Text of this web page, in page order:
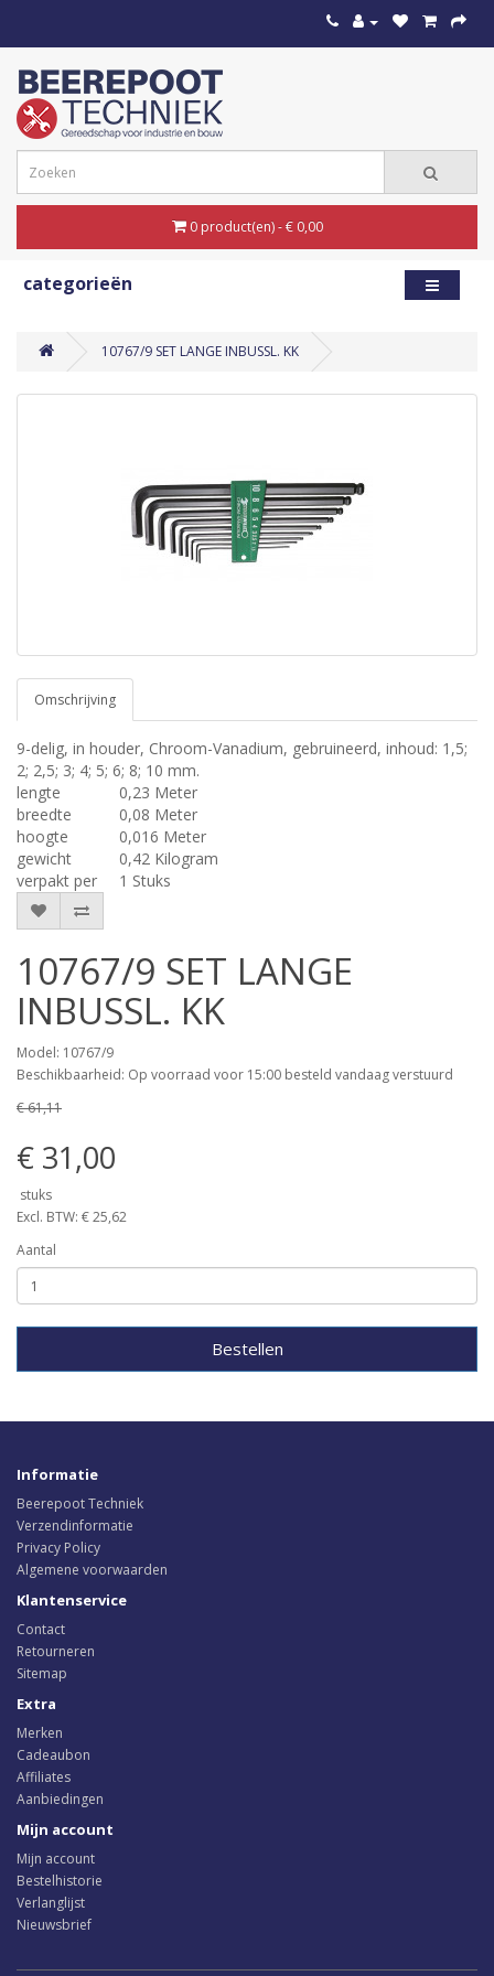
0 product(en) - € 0,00
categorieën
10767/9 SET LANGE INBUSSL. KK
Omschrijving
9-delig, in houder, Chroom-Vanadium, gebruineerd, inhoud: 1,5;
2; 2,5; 3; 4; 5; 6; 8; 10 mm.
lengte
0,23 Meter
breedte
0,08 Meter
hoogte
0,016 Meter
gewicht
0,42 Kilogram
verpakt per
1 Stuks
10767/9 SET LANGE
INBUSSL. KK
Model: 10767/9
Beschikbaarheid: Op voorraad voor 15:00 besteld vandaag verstuurd
€ 61,11
€ 31,00
stuks
Excl. BTW: € 25,62
Aantal
Bestellen
Informatie
Beerepoot Techniek
Verzendinformatie
Privacy Policy
Algemene voorwaarden
Klantenservice
Contact
Retourneren
Sitemap
Extra
Merken
Cadeaubon
Affiliates
Aanbiedingen
Mijn account
Mijn account
Bestelhistorie
Verlanglijst
Nieuwsbrief